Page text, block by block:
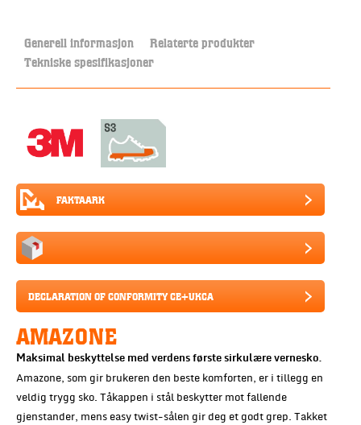
Generell informasjon Relaterte produkter
Tekniske spesifikasjoner
FAKTAARK
DECLARATION OF CONFORMITY CE+UKCA
AMAZONE
Maksimal beskyttelse med verdens første sirkulære vernesko.
Amazone, som gir brukeren den beste komforten, er i tillegg en
veldig trygg sko. Tåkappen i stål beskytter mot fallende
gjenstander, mens easy twist-sålen gir deg et godt grep. Takket